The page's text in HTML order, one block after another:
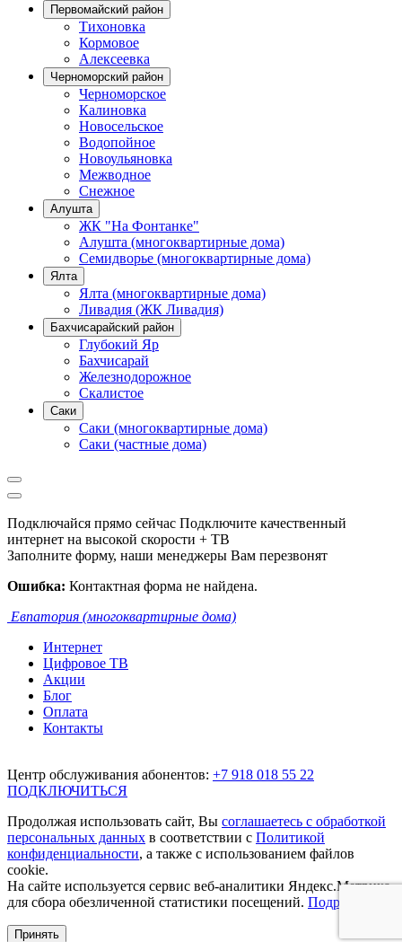
Первомайский район
Тихоновка
Кормовое
Алексеевка
Черноморский район
Черноморское
Калиновка
Новосельское
Водопойное
Новоульяновка
Межводное
Снежное
Алушта
ЖК "На Фонтанке"
Алушта (многоквартирные дома)
Семидворье (многоквартирные дома)
Ялта
Ялта (многоквартирные дома)
Ливадия (ЖК Ливадия)
Бахчисарайский район
Глубокий Яр
Бахчисарай
Железнодорожное
Скалистое
Саки
Саки (многоквартирные дома)
Саки (частные дома)
Подключайся прямо сейчас Подключите качественный
интернет на высокой скорости + ТВ
Заполните форму, наши менеджеры Вам перезвонят
Ошибка: Контактная форма не найдена.
Евпатория (многоквартирные дома)
Интернет
Цифровое ТВ
Акции
Блог
Оплата
Контакты
Центр обслуживания абонентов: +7 918 018 55 22
ПОДКЛЮЧИТЬСЯ
Продолжая использовать сайт, Вы соглашаетесь с обработкой
персональных данных в соответствии с Политикой
конфиденциальности, а также с использованием файлов
cookie.
На сайте используется сервис веб-аналитики Яндекс.Метрика,
для сбора обезличенной статистики посещений. Подробнее.
Принять